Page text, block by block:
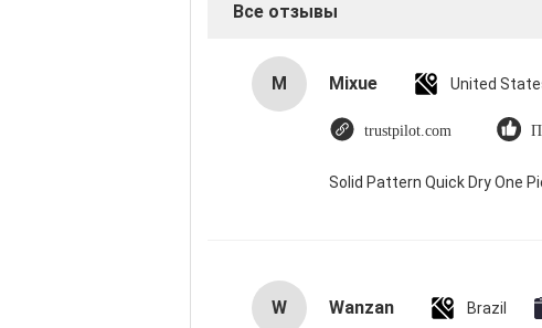
Все отзывы
M Mixue United
trustpilot.com
Solid Pattern Quick Dry One
W Wanzan Brazil